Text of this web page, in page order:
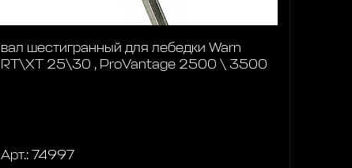
вал шестигранный для лебедки Warn
RT\XT 25\30 , ProVantage 2500 \ 3500
Арт.: 74997